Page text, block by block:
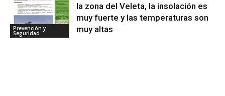
Prevención y
Seguridad
la zona del Veleta, la insolación es
muy fuerte y las temperaturas son
muy altas